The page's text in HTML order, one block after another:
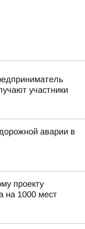
участники
аварии в
проекту
на 1000 мест